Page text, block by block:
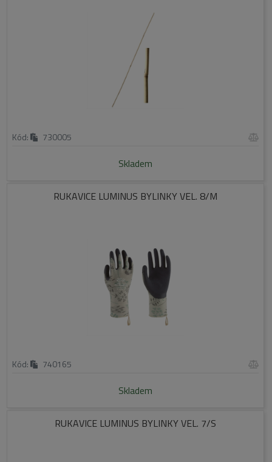
Kód: 730005
Skladem
RUKAVICE LUMINUS BYLINKY VEL. 8/M
Kód: 740165
Skladem
RUKAVICE LUMINUS BYLINKY VEL. 7/S